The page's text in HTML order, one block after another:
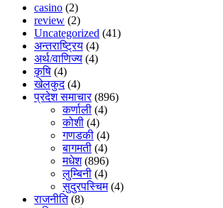
casino (2)
review (2)
Uncategorized (41)
अन्तराष्ट्रिय (4)
अर्थ/वाणिज्य (4)
कृषि (4)
खेलकुद(4)
प्रदेश समाचार(896)
कर्णाली (4)
कोशी (4)
गणडकी (4)
बागमती (4)
मधेश(896)
लुम्बिनी (4)
सुदुरपस्चिम(4)
राजनीति(8)